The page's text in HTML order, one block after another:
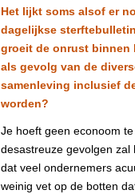
Het lijkt soms alsof er
dagelijkse
groeit de onrust binnen
als gevolg van de
samenleving inclusief
worden?
Je hoeft geen econoom
desastreuze gevolgen zal
dat veel ondernemers
weinig vet op de botten